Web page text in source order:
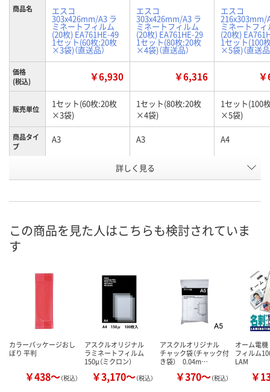
商品名 エスコ
303x426mm/A3 ラ
ミネートフィルム
(20枚) EA761HE-49
1セット(60枚:20枚
×3袋)（直送品）
エスコ
303x426mm/A3 ラ
ミネートフィルム
(20枚) EA761HE-29
1セット(80枚:20枚
×4袋)（直送品）
エスコ
216x303mm/
ミネートフィ
(20枚)
1セット(100
×5袋)（直送品
価格
(税込)
￥6,930 ￥6,316
販売単位
1セット(60枚:20枚
×3袋)
1セット(80枚:20枚
×4袋)
1セット(100
×5袋)
商品タイ
プ
A3 A3 A4
HP11408 HP11405
カゴへ カゴへ カ
詳しく見る
この商品を見た人はこちらも検討されていま
す
カラーパッケージおし
ぼり 平判
￥438～（税込）
アスクルオリジナル
ラミネートフィルム
150μ（ミクロン）
￥3,170～（税込）
アスクルオリジナル
チャック袋（チャック付
き袋） 0.04m…
￥370～（税込）
オーム電
フィルム
LAM
￥